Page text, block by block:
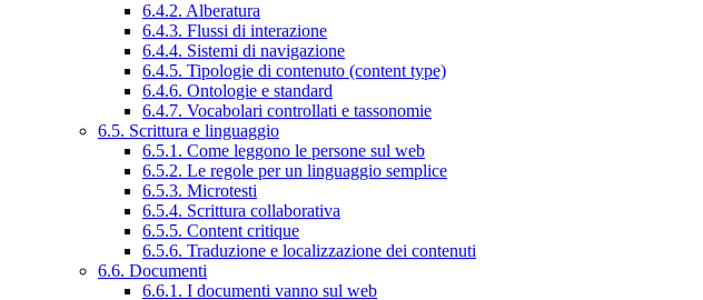
6.4.2. Alberatura
6.4.3. Flussi di interazione
6.4.4. Sistemi di navigazione
6.4.5. Tipologie di contenuto (content type)
6.4.6. Ontologie e standard
6.4.7. Vocabolari controllati e tassonomie
6.5. Scrittura e linguaggio
6.5.1. Come leggono le persone sul web
6.5.2. Le regole per un linguaggio semplice
6.5.3. Microtesti
6.5.4. Scrittura collaborativa
6.5.5. Content critique
6.5.6. Traduzione e localizzazione dei contenuti
6.6. Documenti
6.6.1. I documenti vanno sul web